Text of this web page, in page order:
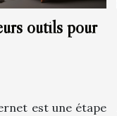
outils pour
est une étape